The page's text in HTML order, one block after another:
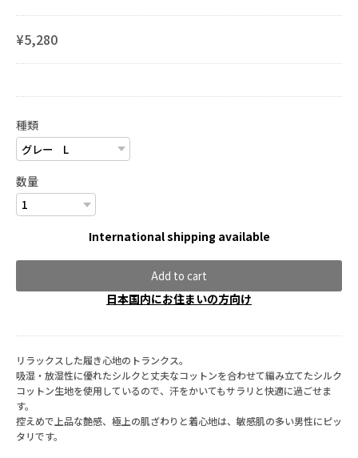
¥5,280
種類
数量
International shipping available
Add to cart
日本国内にお住まいの方向け
リラックスした履き心地のトランクス。
吸湿・放湿性に優れたシルクと丈夫なコットンを合わせて編み立てたシルク
コットン生地を使用しているので、汗をかいてもサラリと快適に過ごせま
す。
控えめで上品な艶感、極上の肌ざわりと着心地は、敏感肌の多い男性にピッ
タリです。